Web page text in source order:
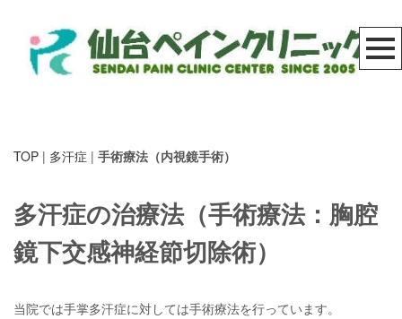
TOP | 多汗症 | 手術療法（内視鏡手術）
多汗症の治療法（手術療法：胸腔
鏡下交感神経節切除術）
当院では手掌多汗症に対しては手術療法を行っています。